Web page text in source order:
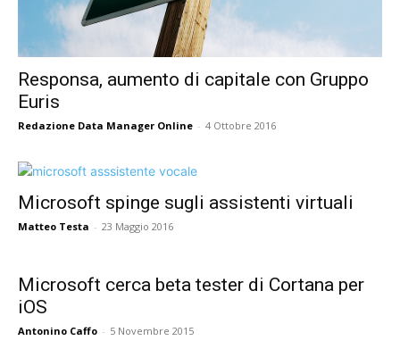
Responsa, aumento di capitale con Gruppo
Euris
Redazione Data Manager Online - 4 Ottobre 2016
Microsoft spinge sugli assistenti virtuali
Matteo Testa - 23 Maggio 2016
Microsoft cerca beta tester di Cortana per
iOS
Antonino Caffo - 5 Novembre 2015